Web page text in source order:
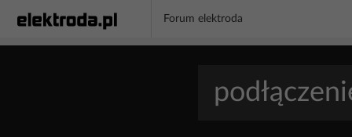
Forum elektroda